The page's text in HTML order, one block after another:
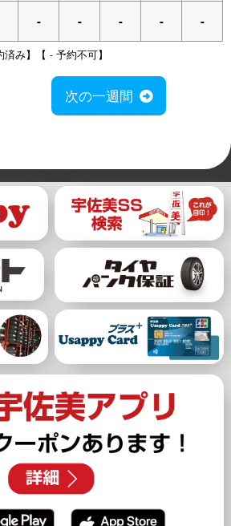
- - - - -
み】【 - 予約不可】
次の一週間